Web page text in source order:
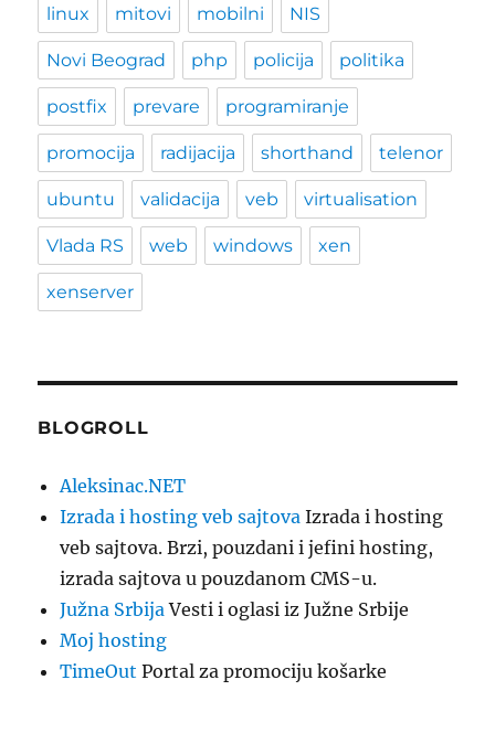
linux mitovi mobilni NIS
Novi Beograd php policija politika
postfix prevare programiranje
promocija radijacija shorthand telenor
ubuntu validacija veb virtualisation
Vlada RS web windows xen
xenserver
BLOGROLL
Aleksinac.NET
Izrada i hosting veb sajtova Izrada i hosting
veb sajtova. Brzi, pouzdani i jefini hosting,
izrada sajtova u pouzdanom CMS-u.
Južna SrbijaVesti i oglasi iz Južne Srbije
Moj hosting
TimeOut Portal za promociju košarke